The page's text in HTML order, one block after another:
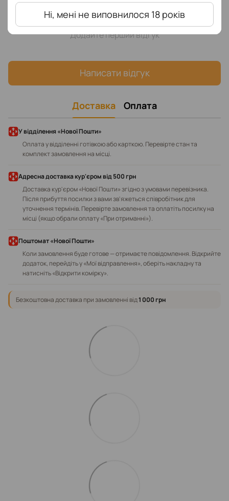
Ні, мені не виповнилося 18 років
Додайте перший відгук
Написати відгук
Доставка Оплата
У відділення «Нової Пошти»
Оплата у відділенні готівкою або карткою. Перевірте стан та
комплект замовлення на місці.
Адресна доставка кур'єром від 500 грн
Доставка кур'єром «Нової Пошти» згідно з умовами перевізника.
Після прибуття посилки з вами зв'яжеться співробітник для
уточнення термінів. Перевірте замовлення та оплатіть посилку на
місці (якщо обрали оплату «При отриманні»).
Поштомат «Нової Пошти»
Коли замовлення буде готове — отримаєте повідомлення. Відкрийте
додаток, перейдіть у «Мої відправлення», оберіть накладну та
натисніть «Відкрити комірку».
Безкоштовна доставка при замовленні від1 000 грн